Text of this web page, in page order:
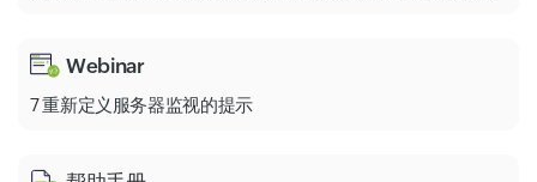
Webinar
7 重新定义服务器监视的提示